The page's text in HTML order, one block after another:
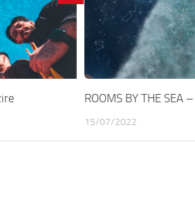
ROOMS BY THE SEA
15/07/2022